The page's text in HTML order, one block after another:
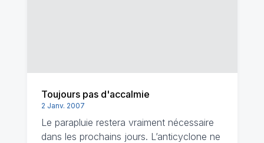
Toujours pas d'accalmie
2 Janv. 2007
Le parapluie restera vraiment nécessaire
dans les prochains jours. L’anticyclone ne